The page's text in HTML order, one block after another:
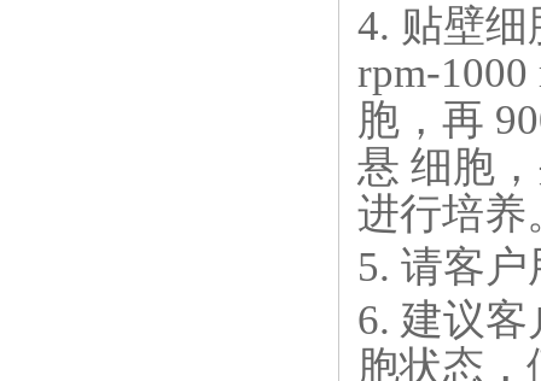
4. 贴壁
rpm-
胞，再
悬 细胞
进行培养
5. 请客
6. 建议
胞状态